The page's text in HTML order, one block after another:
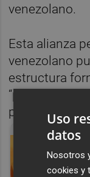
venezolano.
Esta alianza
venezolano
estructura
“potenciando
profesional y
Uso
datos
Nosotros
cookies y